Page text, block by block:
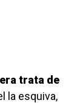
trata de
la esquiva,